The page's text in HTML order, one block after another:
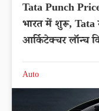
Tata Punch
भारत में शुरू, Tata
आर्किटेक्चर लॉन्च
Auto